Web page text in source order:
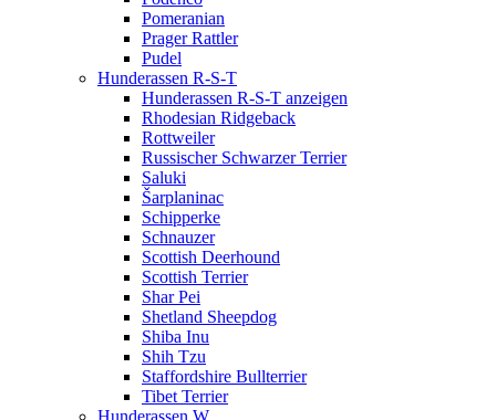
Pomeranian
Prager Rattler
Pudel
Hunderassen R-S-T
Hunderassen R-S-T anzeigen
Rhodesian Ridgeback
Rottweiler
Russischer Schwarzer Terrier
Saluki
Šarplaninac
Schipperke
Schnauzer
Scottish Deerhound
Scottish Terrier
Shar Pei
Shetland Sheepdog
Shiba Inu
Shih Tzu
Staffordshire Bullterrier
Tibet Terrier
Hunderassen W